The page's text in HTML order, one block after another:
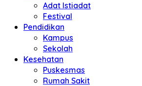
Adat Istiadat
Festival
Pendidikan
Kampus
Sekolah
Kesehatan
Puskesmas
Rumah Sakit